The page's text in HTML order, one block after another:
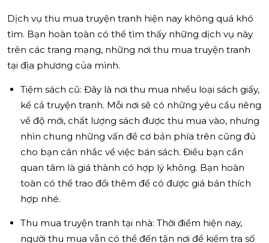
Dịch vụ thu mua truyện tranh hiện nay không quá khó
tìm. Bạn hoàn toàn có thể tìm thấy những dịch vụ này
trên các trang mạng, những nơi thu mua truyện tranh
tại địa phương của mình.
Tiệm sách cũ: Đây là nơi thu mua nhiều loại sách giấy,
kể cả truyện tranh. Mỗi nơi sẽ có những yêu cầu riêng
về độ mới, chất lượng sách được thu mua vào, nhưng
nhìn chung những vấn đề cơ bản phía trên cũng đủ
cho bạn cân nhắc về việc bán sách. Điều bạn cần
quan tâm là giá thành có hợp lý không. Bạn hoàn
toàn có thể trao đổi thêm để có được giá bán thích
hợp nhé.
Thu mua truyện tranh tại nhà: Thời điểm hiện nay,
người thu mua vẫn có thể đến tận nơi để kiểm tra số